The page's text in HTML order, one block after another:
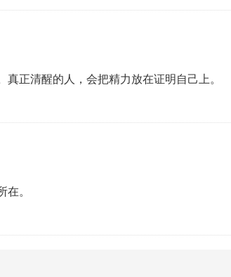
正清醒的人，会把精力放在证明自己上。
在。